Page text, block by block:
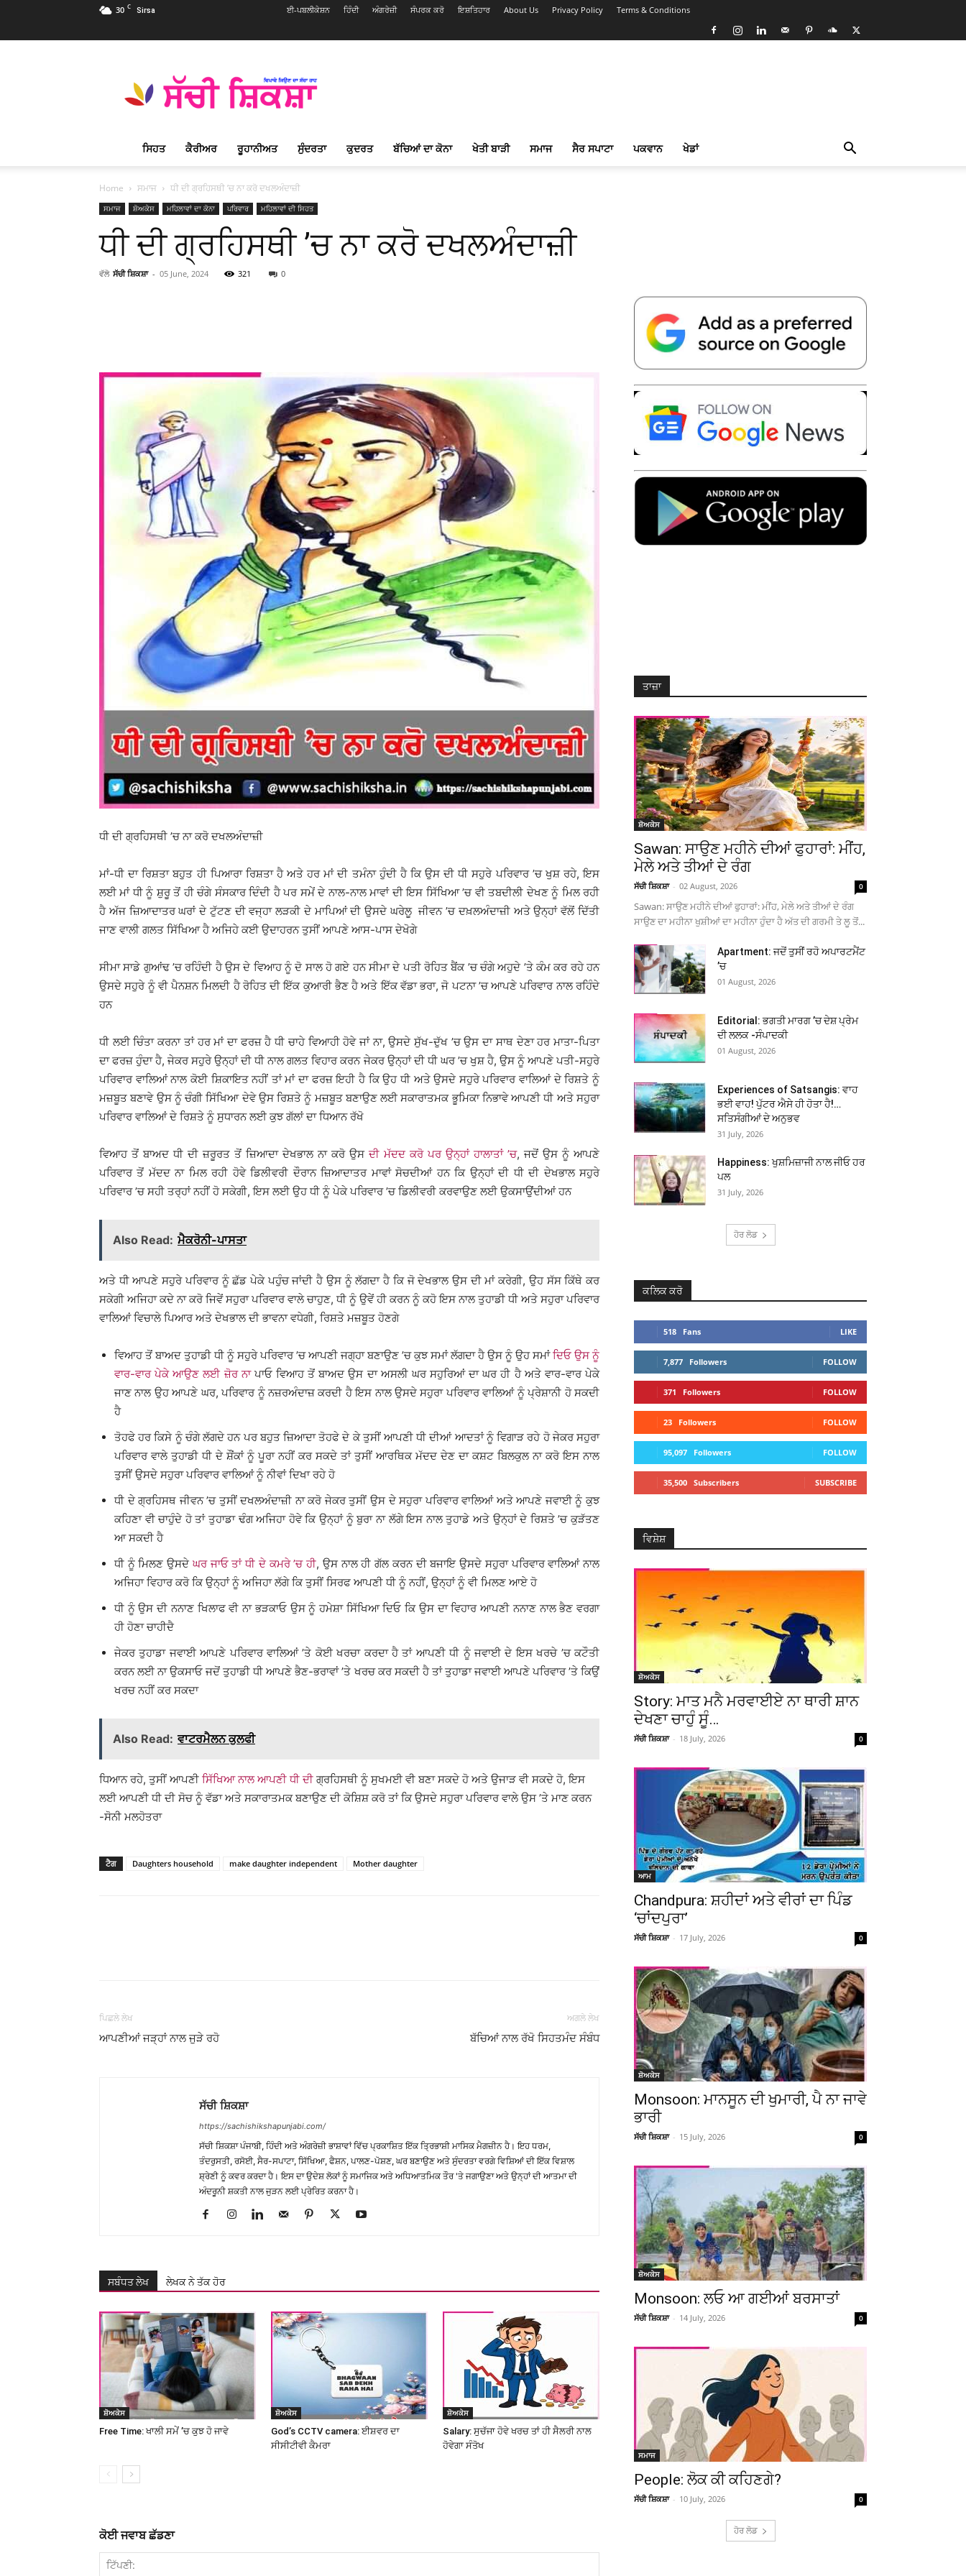
30 C Sirsa ਈ-ਪਬਲੀਕੇਸ਼ਨ ਹਿੰਦੀ ਅੰਗਰੇਜ਼ੀ ਸੰਪਰਕ ਕਰੋ ਇਸ਼ਤਿਹਾਰ About Us Privacy Policy Terms & Conditions
Shiksha
Punjabi
ਸ਼ਿਕਸ਼ਾ
ਪ੍ਰਸਿੱਧ
ਮੈਗਜ਼ੀਨ
ਸਿਹਤ ਕੈਰੀਅਰ ਰੂਹਾਨੀਅਤ ਸੁੰਦਰਤਾ ਕੁਦਰਤ ਬੱਚਿਆਂ ਦਾ ਕੋਨਾ ਖੇਤੀ ਬਾੜੀ ਸਮਾਜ ਸੈਰ ਸਪਾਟਾ ਪਕਵਾਨ ਖੇਡਾਂ
Home ਸਮਾਜ ਧੀ ਦੀ ਗ੍ਰਹਿਸਥੀ ’ਚ ਨਾ ਕਰੋ ਦਖਲਅੰਦਾਜ਼ੀ
ਸਮਾਜ ਸ਼ੋਅਕੇਸ ਮਹਿਲਾਵਾਂ ਦਾ ਕੋਨਾ ਪਰਿਵਾਰ ਮਹਿਲਾਵਾਂ ਦੀ ਸਿਹਤ
ਧੀ ਦੀ ਗ੍ਰਹਿਸਥੀ ’ਚ ਨਾ ਕਰੋ ਦਖਲਅੰਦਾਜ਼ੀ
ਵੱਲੋ ਸੱਚੀ ਸ਼ਿਕਸ਼ਾ - 05 June, 2024 321 0
Telegram Copy URL
ਧੀ ਦੀ ਗ੍ਰਹਿਸਥੀ ’ਚ ਨਾ ਕਰੋ ਦਖਲਅੰਦਾਜ਼ੀ
ਮਾਂ-ਧੀ ਦਾ ਰਿਸ਼ਤਾ ਬਹੁਤ ਹੀ ਪਿਆਰਾ ਰਿਸ਼ਤਾ ਹੈ ਅਤੇ ਹਰ ਮਾਂ ਦੀ ਤਮੰਨਾ ਹੁੰਦੀ ਹੈ ਕਿ ਉਸ ਦੀ ਧੀ ਸਹੁਰੇ ਪਰਿਵਾਰ ’ਚ ਖੁਸ਼ ਰਹੇ, ਇਸ
ਲਈ ਮਾਂ ਧੀ ਨੂੰ ਸ਼ੁਰੂ ਤੋਂ ਹੀ ਚੰਗੇ ਸੰਸਕਾਰ ਦਿੰਦੀ ਹੈ ਪਰ ਸਮੇਂ ਦੇ ਨਾਲ-ਨਾਲ ਮਾਵਾਂ ਦੀ ਇਸ ਸਿੱਖਿਆ ’ਚ ਵੀ ਤਬਦੀਲੀ ਦੇਖਣ ਨੂੰ ਮਿਲ ਰਹੀ
ਹੈ ਅੱਜ ਜ਼ਿਆਦਾਤਰ ਘਰਾਂ ਦੇ ਟੁੱਟਣ ਦੀ ਵਜ੍ਹਾ ਲੜਕੀ ਦੇ ਮਾਪਿਆਂ ਦੀ ਉਸਦੇ ਘਰੇਲੂ ਜੀਵਨ ’ਚ ਦਖ਼ਲਅੰਦਾਜ਼ੀ ਅਤੇ ਉਨ੍ਹਾਂ ਵੱਲੋਂ ਦਿੱਤੀ
ਜਾਣ ਵਾਲੀ ਗਲਤ ਸਿੱਖਿਆ ਹੈ ਅਜਿਹੇ ਕਈ ਉਦਾਹਰਨ ਤੁਸੀਂ ਆਪਣੇ ਆਸ-ਪਾਸ ਦੇਖੋਗੇ
ਸੀਮਾ ਸਾਡੇ ਗੁਆਂਢ ’ਚ ਰਹਿੰਦੀ ਹੈ ਉਸ ਦੇ ਵਿਆਹ ਨੂੰ ਦੋ ਸਾਲ ਹੋ ਗਏ ਹਨ ਸੀਮਾ ਦੇ ਪਤੀ ਰੋਹਿਤ ਬੈਂਕ ’ਚ ਚੰਗੇ ਅਹੁਦੇ ’ਤੇ ਕੰਮ ਕਰ ਰਹੇ ਹਨ
ਉਸਦੇ ਸਹੁਰੇ ਨੂੰ ਵੀ ਪੈਨਸ਼ਨ ਮਿਲਦੀ ਹੈ ਰੋਹਿਤ ਦੀ ਇੱਕ ਕੁਆਰੀ ਭੈਣ ਹੈ ਅਤੇ ਇੱਕ ਵੱਡਾ ਭਰਾ, ਜੋ ਪਟਨਾ ’ਚ ਆਪਣੇ ਪਰਿਵਾਰ ਨਾਲ ਰਹਿੰਦੇ
ਹਨ
ਧੀ ਲਈ ਚਿੰਤਾ ਕਰਨਾ ਤਾਂ ਹਰ ਮਾਂ ਦਾ ਫਰਜ਼ ਹੈ ਧੀ ਚਾਹੇ ਵਿਆਹੀ ਹੋਵੇ ਜਾਂ ਨਾ, ਉਸਦੇ ਸੁੱਖ-ਦੁੱਖ ’ਚ ਉਸ ਦਾ ਸਾਥ ਦੇਣਾ ਹਰ ਮਾਤਾ-ਪਿਤਾ
ਦਾ ਫਰਜ਼ ਹੁੰਦਾ ਹੈ, ਜੇਕਰ ਸਹੁਰੇ ਉਨ੍ਹਾਂ ਦੀ ਧੀ ਨਾਲ ਗਲਤ ਵਿਹਾਰ ਕਰਨ ਜੇਕਰ ਉਨ੍ਹਾਂ ਦੀ ਧੀ ਘਰ ’ਚ ਖੁਸ਼ ਹੈ, ਉਸ ਨੂੰ ਆਪਣੇ ਪਤੀ-ਸਹੁਰੇ
ਪਰਿਵਾਰ ਵਾਲਿਆਂ ਨਾਲ ਕੋਈ ਸ਼ਿਕਾਇਤ ਨਹੀਂ ਤਾਂ ਮਾਂ ਦਾ ਫਰਜ਼ ਇਹੀ ਹੈ ਕਿ ਉਹ ਧੀ ਅਤੇ ਉਸਦੇ ਸਹੁਰੇ ਪਰਿਵਾਰ ਵਾਲਿਆਂ ਦੇ ਰਿਸ਼ਤੇ ਨੂੰ
ਮਜ਼ਬੂਤ ਬਣਾਵੇ ਉਸ ਨੂੰ ਚੰਗੀ ਸਿੱਖਿਆ ਦੇਵੇ ਉਸ ਰਿਸ਼ਤੇ ਨੂੰ ਮਜ਼ਬੂਤ ਬਣਾਉਣ ਲਈ ਸਕਾਰਾਤਮਕ ਭੂਮਿਕਾ ਨਿਭਾਵੇ ਆਪਣੀ ਧੀ ਅਤੇ ਸਹੁਰਾ
ਪਰਿਵਾਰ ਵਾਲਿਆਂ ਦੇ ਰਿਸ਼ਤੇ ਨੂੰ ਸੁਧਾਰਨ ਲਈ ਕੁਝ ਗੱਲਾਂ ਦਾ ਧਿਆਨ ਰੱਖੋ
ਵਿਆਹ ਤੋਂ ਬਾਅਦ ਧੀ ਦੀ ਜ਼ਰੂਰਤ ਤੋਂ ਜ਼ਿਆਦਾ ਦੇਖਭਾਲ ਨਾ ਕਰੋ ਉਸ ਦੀ ਮੱਦਦ ਕਰੋ ਪਰ ਉਨ੍ਹਾਂ ਹਾਲਾਤਾਂ ’ਚ, ਜਦੋਂ ਉਸ ਨੂੰ ਆਪਣੇ
ਪਰਿਵਾਰ ਤੋਂ ਮੱਦਦ ਨਾ ਮਿਲ ਰਹੀ ਹੋਵੇ ਡਿਲੀਵਰੀ ਦੌਰਾਨ ਜ਼ਿਆਦਾਤਰ ਮਾਵਾਂ ਸੋਚਦੀਆਂ ਹਨ ਕਿ ਉਨ੍ਹਾਂ ਦੀ ਧੀ ਦੀ ਦੇਖਭਾਲ ਸਹੁਰੇ
ਪਰਿਵਾਰ ’ਚ ਸਹੀ ਤਰ੍ਹਾਂ ਨਹੀਂ ਹੋ ਸਕੇਗੀ, ਇਸ ਲਈ ਉਹ ਧੀ ਨੂੰ ਪੇਕੇ ਪਰਿਵਾਰ ’ਚ ਡਿਲੀਵਰੀ ਕਰਵਾਉਣ ਲਈ ਉਕਸਾਉਂਦੀਆਂ ਹਨ
Also Read: ਮੈਕਰੋਨੀ-ਪਾਸਤਾ
ਅਤੇ ਧੀ ਆਪਣੇ ਸਹੁਰੇ ਪਰਿਵਾਰ ਨੂੰ ਛੱਡ ਪੇਕੇ ਪਹੁੰਚ ਜਾਂਦੀ ਹੈ ਉਸ ਨੂੰ ਲੱਗਦਾ ਹੈ ਕਿ ਜੋ ਦੇਖਭਾਲ ਉਸ ਦੀ ਮਾਂ ਕਰੇਗੀ, ਉਹ ਸੱਸ ਕਿੱਥੇ ਕਰ
ਸਕੇਗੀ ਅਜਿਹਾ ਕਦੇ ਨਾ ਕਰੋ ਜਿਵੇਂ ਸਹੁਰਾ ਪਰਿਵਾਰ ਵਾਲੇ ਚਾਹੁਣ, ਧੀ ਨੂੰ ਉਵੇਂ ਹੀ ਕਰਨ ਨੂੰ ਕਹੋ ਇਸ ਨਾਲ ਤੁਹਾਡੀ ਧੀ ਅਤੇ ਸਹੁਰਾ ਪਰਿਵਾਰ
ਵਾਲਿਆਂ ਵਿਚਾਲੇ ਪਿਆਰ ਅਤੇ ਦੇਖਭਾਲ ਦੀ ਭਾਵਨਾ ਵਧੇਗੀ, ਰਿਸ਼ਤੇ ਮਜ਼ਬੂਤ ਹੋਣਗੇ
ਵਿਆਹ ਤੋਂ ਬਾਅਦ ਤੁਹਾਡੀ ਧੀ ਨੂੰ ਸਹੁਰੇ ਪਰਿਵਾਰ ’ਚ ਆਪਣੀ ਜਗ੍ਹਾ ਬਣਾਉਣ ’ਚ ਕੁਝ ਸਮਾਂ ਲੱਗਦਾ ਹੈ ਉਸ ਨੂੰ ਉਹ ਸਮਾਂਦਿਓ ਉਸ ਨੂੰ
ਵਾਰ-ਵਾਰ ਪੇਕੇ ਆਉਣ ਲਈ ਜ਼ੋਰ ਨਾਪਾਓ ਵਿਆਹ ਤੋਂ ਬਾਅਦ ਉਸ ਦਾ ਅਸਲੀ ਘਰ ਸਹੁਰਿਆਂ ਦਾ ਘਰ ਹੀ ਹੈ ਅਤੇ ਵਾਰ-ਵਾਰ ਪੇਕੇ
ਜਾਣ ਨਾਲ ਉਹ ਆਪਣੇ ਘਰ, ਪਰਿਵਾਰ ਨੂੰ ਨਜ਼ਰਅੰਦਾਜ਼ ਕਰਦੀ ਹੈ ਇਸ ਨਾਲ ਉਸਦੇ ਸਹੁਰਾ ਪਰਿਵਾਰ ਵਾਲਿਆਂ ਨੂੰ ਪ੍ਰੇਸ਼ਾਨੀ ਹੋ ਸਕਦੀ
ਹੈ
ਤੋਹਫੇ ਹਰ ਕਿਸੇ ਨੂੰ ਚੰਗੇ ਲੱਗਦੇ ਹਨ ਪਰ ਬਹੁਤ ਜ਼ਿਆਦਾ ਤੋਹਫੇ ਦੇ ਕੇ ਤੁਸੀਂ ਆਪਣੀ ਧੀ ਦੀਆਂ ਆਦਤਾਂ ਨੂੰ ਵਿਗਾੜ ਰਹੇ ਹੋ ਜੇਕਰ ਸਹੁਰਾ
ਪਰਿਵਾਰ ਵਾਲੇ ਤੁਹਾਡੀ ਧੀ ਦੇ ਸ਼ੌਂਕਾਂ ਨੂੰ ਪੂਰਾ ਨਹੀਂ ਕਰ ਸਕਦੇ ਤਾਂ ਤੁਸੀਂ ਆਰਥਿਕ ਮੱਦਦ ਦੇਣ ਦਾ ਕਸ਼ਟ ਬਿਲਕੁਲ ਨਾ ਕਰੋ ਇਸ ਨਾਲ
ਤੁਸੀਂ ਉਸਦੇ ਸਹੁਰਾ ਪਰਿਵਾਰ ਵਾਲਿਆਂ ਨੂੰ ਨੀਵਾਂ ਦਿਖਾ ਰਹੇ ਹੋ
ਧੀ ਦੇ ਗ੍ਰਹਿਸਥ ਜੀਵਨ ’ਚ ਤੁਸੀਂ ਦਖਲਅੰਦਾਜ਼ੀ ਨਾ ਕਰੋ ਜੇਕਰ ਤੁਸੀਂ ਉਸ ਦੇ ਸਹੁਰਾ ਪਰਿਵਾਰ ਵਾਲਿਆਂ ਅਤੇ ਆਪਣੇ ਜਵਾਈ ਨੂੰ ਕੁਝ
ਕਹਿਣਾ ਵੀ ਚਾਹੁੰਦੇ ਹੋ ਤਾਂ ਤੁਹਾਡਾ ਢੰਗ ਅਜਿਹਾ ਹੋਵੇ ਕਿ ਉਨ੍ਹਾਂ ਨੂੰ ਬੁਰਾ ਨਾ ਲੱਗੇ ਇਸ ਨਾਲ ਤੁਹਾਡੇ ਅਤੇ ਉਨ੍ਹਾਂ ਦੇ ਰਿਸ਼ਤੇ ’ਚ ਕੁੜੱਤਣ
ਆ ਸਕਦੀ ਹੈ
ਧੀ ਨੂੰ ਮਿਲਣ ਉਸਦੇ ਘਰ ਜਾਓ ਤਾਂ ਧੀ ਦੇ ਕਮਰੇ ’ਚ ਹੀ, ਉਸ ਨਾਲ ਹੀ ਗੱਲ ਕਰਨ ਦੀ ਬਜਾਇ ਉਸਦੇ ਸਹੁਰਾ ਪਰਿਵਾਰ ਵਾਲਿਆਂ ਨਾਲ
ਅਜਿਹਾ ਵਿਹਾਰ ਕਰੋ ਕਿ ਉਨ੍ਹਾਂ ਨੂੰ ਅਜਿਹਾ ਲੱਗੇ ਕਿ ਤੁਸੀਂ ਸਿਰਫ ਆਪਣੀ ਧੀ ਨੂੰ ਨਹੀਂ, ਉਨ੍ਹਾਂ ਨੂੰ ਵੀ ਮਿਲਣ ਆਏ ਹੋ
ਧੀ ਨੂੰ ਉਸ ਦੀ ਨਨਾਣ ਖਿਲਾਫ ਵੀ ਨਾ ਭੜਕਾਓ ਉਸ ਨੂੰ ਹਮੇਸ਼ਾ ਸਿੱਖਿਆ ਦਿਓ ਕਿ ਉਸ ਦਾ ਵਿਹਾਰ ਆਪਣੀ ਨਨਾਣ ਨਾਲ ਭੈਣ ਵਰਗਾ
ਹੀ ਹੋਣਾ ਚਾਹੀਦੈ
ਜੇਕਰ ਤੁਹਾਡਾ ਜਵਾਈ ਆਪਣੇ ਪਰਿਵਾਰ ਵਾਲਿਆਂ ’ਤੇ ਕੋਈ ਖਰਚਾ ਕਰਦਾ ਹੈ ਤਾਂ ਆਪਣੀ ਧੀ ਨੂੰ ਜਵਾਈ ਦੇ ਇਸ ਖਰਚੇ ’ਚ ਕਟੌਤੀ
ਕਰਨ ਲਈ ਨਾ ਉਕਸਾਓ ਜਦੋਂ ਤੁਹਾਡੀ ਧੀ ਆਪਣੇ ਭੈਣ-ਭਰਾਵਾਂ ’ਤੇ ਖਰਚ ਕਰ ਸਕਦੀ ਹੈ ਤਾਂ ਤੁਹਾਡਾ ਜਵਾਈ ਆਪਣੇ ਪਰਿਵਾਰ ’ਤੇ ਕਿਉਂ
ਖਰਚ ਨਹੀਂ ਕਰ ਸਕਦਾ
Also Read: ਵਾਟਰਮੈਲਨ ਕੁਲਫੀ
ਧਿਆਨ ਰਹੇ, ਤੁਸੀਂ ਆਪਣੀ ਸਿੱਖਿਆ ਨਾਲ ਆਪਣੀ ਧੀ ਦੀ ਗ੍ਰਹਿਸਥੀ ਨੂੰ ਸੁਖਮਈ ਵੀ ਬਣਾ ਸਕਦੇ ਹੋ ਅਤੇ ਉਜਾੜ ਵੀ ਸਕਦੇ ਹੋ, ਇਸ
ਲਈ ਆਪਣੀ ਧੀ ਦੀ ਸੋਚ ਨੂੰ ਵੱਡਾ ਅਤੇ ਸਕਾਰਾਤਮਕ ਬਣਾਉਣ ਦੀ ਕੋਸ਼ਿਸ਼ ਕਰੋ ਤਾਂ ਕਿ ਉਸਦੇ ਸਹੁਰਾ ਪਰਿਵਾਰ ਵਾਲੇ ਉਸ ’ਤੇ ਮਾਣ ਕਰਨ
-ਸੋਨੀ ਮਲਹੋਤਰਾ
ਟੈਗ Daughters household make daughter independent Mother daughter
ਪਿਛਲੇ ਲੇਖ
ਆਪਣੀਆਂ ਜੜ੍ਹਾਂ ਨਾਲ ਜੁੜੇ ਰਹੋ
ਅਗਲੇ ਲੇਖ
ਬੱਚਿਆਂ ਨਾਲ ਰੱਖੋ ਸਿਹਤਮੰਦ ਸੰਬੰਧ
ਸੱਚੀ ਸ਼ਿਕਸ਼ਾ
https://sachishikshapunjabi.com/
ਸੱਚੀ ਸ਼ਿਕਸ਼ਾ ਪੰਜਾਬੀ, ਹਿੰਦੀ ਅਤੇ ਅੰਗਰੇਜ਼ੀ ਭਾਸ਼ਾਵਾਂ ਵਿੱਚ ਪ੍ਰਕਾਸ਼ਿਤ ਇੱਕ ਤ੍ਰਿਭਾਸ਼ੀ ਮਾਸਿਕ ਮੈਗਜ਼ੀਨ ਹੈ। ਇਹ ਧਰਮ,
ਤੰਦਰੁਸਤੀ, ਰਸੋਈ, ਸੈਰ-ਸਪਾਟਾ, ਸਿੱਖਿਆ, ਫੈਸ਼ਨ, ਪਾਲਣ-ਪੋਸ਼ਣ, ਘਰ ਬਣਾਉਣ ਅਤੇ ਸੁੰਦਰਤਾ ਵਰਗੇ ਵਿਸ਼ਿਆਂ ਦੀ ਇੱਕ ਵਿਸ਼ਾਲ
ਸ਼੍ਰੇਣੀ ਨੂੰ ਕਵਰ ਕਰਦਾ ਹੈ। ਇਸ ਦਾ ਉਦੇਸ਼ ਲੋਕਾਂ ਨੂੰ ਸਮਾਜਿਕ ਅਤੇ ਅਧਿਆਤਮਿਕ ਤੌਰ 'ਤੇ ਜਗਾਉਣਾ ਅਤੇ ਉਨ੍ਹਾਂ ਦੀ ਆਤਮਾ ਦੀ
ਅੰਦਰੂਨੀ ਸ਼ਕਤੀ ਨਾਲ ਜੁੜਨ ਲਈ ਪ੍ਰੇਰਿਤ ਕਰਨਾ ਹੈ।
ਸਬੰਧਤ ਲੇਖ ਲੇਖਕ ਨੇ ਤੱਕ ਹੋਰ
ਸ਼ੋਅਕੇਸ
Free Time: ਖਾਲੀ ਸਮੇਂ ’ਚ ਕੁਝ ਹੋ ਜਾਵੇ
ਸ਼ੋਅਕੇਸ
God’s CCTV camera: ਈਸ਼ਵਰ ਦਾ
ਸੀਸੀਟੀਵੀ ਕੈਮਰਾ
ਸ਼ੋਅਕੇਸ
Salary: ਸੁਚੱਜਾ ਹੋਵੇ ਖਰਚ ਤਾਂ ਹੀ ਸੈਲਰੀ ਨਾਲ
ਹੋਵੇਗਾ ਸੰਤੋਖ
ਕੋਈ ਜਵਾਬ ਛੱਡਣਾ
ਤਾਜ਼ਾ
ਸ਼ੋਅਕੇਸ
Sawan: ਸਾਉਣ ਮਹੀਨੇ ਦੀਆਂ ਫੁਹਾਰਾਂ: ਮੀਂਹ,
ਮੇਲੇ ਅਤੇ ਤੀਆਂ ਦੇ ਰੰਗ
ਸੱਚੀ ਸ਼ਿਕਸ਼ਾ - 02 August, 2026 0
Sawan: ਸਾਉਣ ਮਹੀਨੇ ਦੀਆਂ ਫੁਹਾਰਾਂ: ਮੀਂਹ, ਮੇਲੇ ਅਤੇ ਤੀਆਂ ਦੇ ਰੰਗ
ਸਾਉਣ ਦਾ ਮਹੀਨਾ ਖੁਸ਼ੀਆਂ ਦਾ ਮਹੀਨਾ ਹੁੰਦਾ ਹੈ ਅੱਤ ਦੀ ਗਰਮੀ ਤੇ ਲੂ ਤੋਂ...
Apartment: ਜਦੋਂ ਤੁਸੀਂ ਰਹੋ ਅਪਾਰਟਮੈਂਟ
’ਚ
01 August, 2026
Editorial: ਭਗਤੀ ਮਾਰਗ ’ਚ ਦੇਸ਼ ਪ੍ਰੇਮ
ਦੀ ਲਲਕ -ਸੰਪਾਦਕੀ
01 August, 2026
Experiences of Satsangis: ਵਾਹ
ਭਈ ਵਾਹ! ਪੁੱਟਰ ਐਸੇ ਹੀ ਹੋਤਾ ਹੈ!…
ਸਤਿਸੰਗੀਆਂ ਦੇ ਅਨੁਭਵ
31 July, 2026
Happiness: ਖੁਸ਼ਮਿਜ਼ਾਜੀ ਨਾਲ ਜੀਓ ਹਰ
ਪਲ
31 July, 2026
ਹੋਰ ਲੋਡ
ਕਲਿਕ ਕਰੋ
518 Fans LIKE
7,877 Followers FOLLOW
371 Followers FOLLOW
23 Followers FOLLOW
95,097 Followers FOLLOW
35,500 Subscribers SUBSCRIBE
ਵਿਸ਼ੇਸ਼
ਸ਼ੋਅਕੇਸ
Story: ਮਾਤ ਮਨੈ ਮਰਵਾਈਏ ਨਾ ਥਾਰੀ ਸ਼ਾਨ
ਦੇਖਣਾ ਚਾਹੁੰ ਸੂੰ…
ਸੱਚੀ ਸ਼ਿਕਸ਼ਾ - 18 July, 2026 0
ਆਮ
Chandpura: ਸ਼ਹੀਦਾਂ ਅਤੇ ਵੀਰਾਂ ਦਾ ਪਿੰਡ
‘ਚਾਂਦਪੁਰਾ’
ਸੱਚੀ ਸ਼ਿਕਸ਼ਾ - 17 July, 2026 0
ਸ਼ੋਅਕੇਸ
Monsoon: ਮਾਨਸੂਨ ਦੀ ਖੁਮਾਰੀ, ਪੈ ਨਾ ਜਾਵੇ
ਭਾਰੀ
ਸੱਚੀ ਸ਼ਿਕਸ਼ਾ - 15 July, 2026 0
ਸ਼ੋਅਕੇਸ
Monsoon: ਲਓ ਆ ਗਈਆਂ ਬਰਸਾਤਾਂ
ਸੱਚੀ ਸ਼ਿਕਸ਼ਾ - 14 July, 2026 0
ਸਮਾਜ
People: ਲੋਕ ਕੀ ਕਹਿਣਗੇ?
ਸੱਚੀ ਸ਼ਿਕਸ਼ਾ - 10 July, 2026 0
ਹੋਰ ਲੋਡ